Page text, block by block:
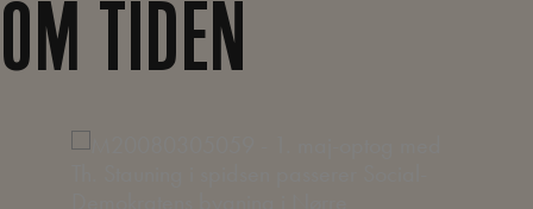
OM TIDEN